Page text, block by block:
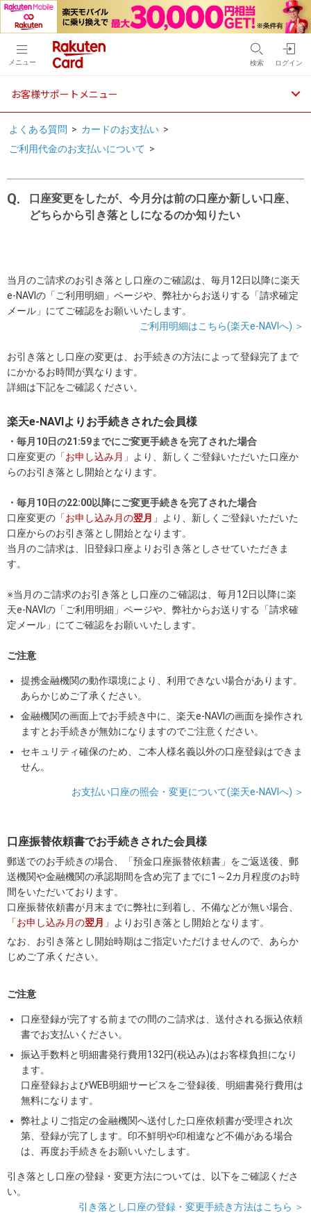
メニュー 検索 ログイン
お客様サポートメニュー
よくある質問 > カードのお支払い >
ご利用代金のお支払いについて >
口座変更をしたが、今月分は前の口座か新しい口座、
どちらから引き落としになるのか知りたい
当月のご請求のお引き落とし口座のご確認は、毎月12日以降に楽天
e-NAVIの「ご利用明細」ページや、弊社からお送りする「請求確定
メール」にてご確認をお願いいたします。
ご利用明細はこちら(楽天e-NAVIへ) ＞
お引き落とし口座の変更は、お手続きの方法によって登録完了まで
にかかるお時間が異なります。
詳細は下記をご確認ください。
楽天e-NAVIよりお手続きされた会員様
・毎月10日の21:59までにご変更手続きを完了された場合
口座変更の 「お申し込み月」
より、新しくご登録いただいた口座か
らのお引き落とし開始となります。
・毎月10日の22:00以降にご変更手続きを完了された場合
口座変更の 「お申し込み月の翌月 」
より、新しくご登録いただいた
口座からのお引き落とし開始となります。
当月のご請求は、旧登録口座よりお引き落としさせていただきま
す。
※当月のご請求のお引き落とし口座のご確認は、毎月12日以降に楽
天e-NAVIの「ご利用明細」ページや、弊社からお送りする「請求確
定メール」にてご確認をお願いいたします。
ご注意
提携金融機関の動作環境により、利用できない場合があります。
あらかじめご了承ください。
金融機関の画面上でお手続き中に、楽天e-NAVIの画面を操作され
ますとお手続きが無効になりますのでご注意ください。
セキュリティ確保のため、ご本人様名義以外の口座登録はできま
せん。
お支払い口座の照会・変更について(楽天e-NAVIへ) ＞
口座振替依頼書でお手続きされた会員様
郵送でのお手続きの場合、「預金口座振替依頼書」をご返送後、郵
送機関や金融機関の承認期間を含め完了までに1～2カ月程度のお時
間をいただいております。
口座振替依頼書が月末までに弊社に到着し、不備などが無い場合、
「お申し込み月の翌月 」
よりお引き落とし開始となります。
なお、お引き落とし開始時期はご指定いただけませんので、あらか
じめご了承ください。
ご注意
口座登録が完了する前までの間のご請求は、送付される振込依頼
書でお支払いください。
振込手数料と明細書発行費用132円(税込み)はお客様負担になり
ます。
口座登録およびWEB明細サービスをご登録後、明細書発行費用は
無料になります。
弊社よりご指定の金融機関へ送付した口座依頼書が受理され次
第、登録が完了します。印不鮮明や印相違など不備がある場合
は、再度お手続きをお願いいたします。
引き落とし口座の登録・変更方法については、以下をご確認くださ
い。
引き落とし口座の登録・変更手続き方法はこちら ＞